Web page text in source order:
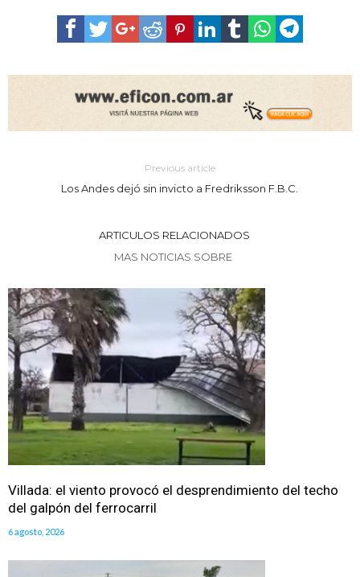
Previous article
Los Andes dejó sin invicto a Fredriksson F.B.C.
ARTICULOS RELACIONADOS
MAS NOTICIAS SOBRE
Villada: el viento provocó el desprendimiento del techo
del galpón del ferrocarril
6 agosto, 2026